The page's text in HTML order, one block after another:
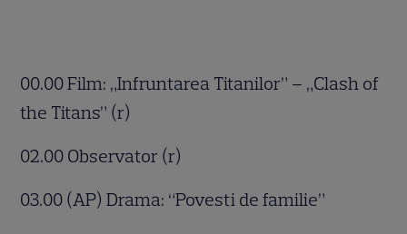
00.00 Film: „Infruntarea Titanilor” – „Clash of
the Titans” (r)
02.00 Observator (r)
03.00 (AP) Drama: “Povesti de familie”